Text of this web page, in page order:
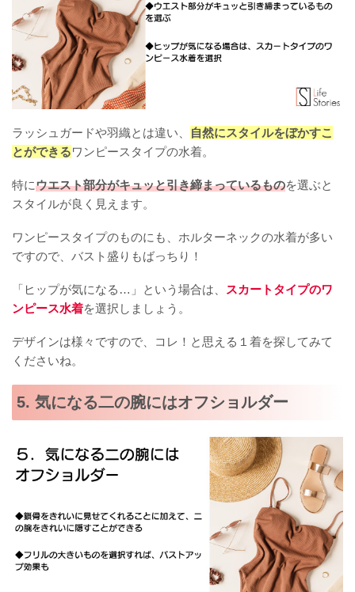
ラッシュガードや羽織とは違い、
自然にスタイルをぼかすこ
とができるワンピースタイプの水着。
特にウエスト部分がキュッと引き締まっているものを選ぶと
スタイルが良く見えます。
ワンピースタイプのものにも、ホルターネックの水着が多い
ですので、バスト盛りもばっちり！
「ヒップが気になる…」という場合は、
スカートタイプのワ
ンピース水着を選択しましょう。
デザインは様々ですので、コレ！と思える１着を探してみて
くださいね。
5. 気になる二の腕にはオフショルダー